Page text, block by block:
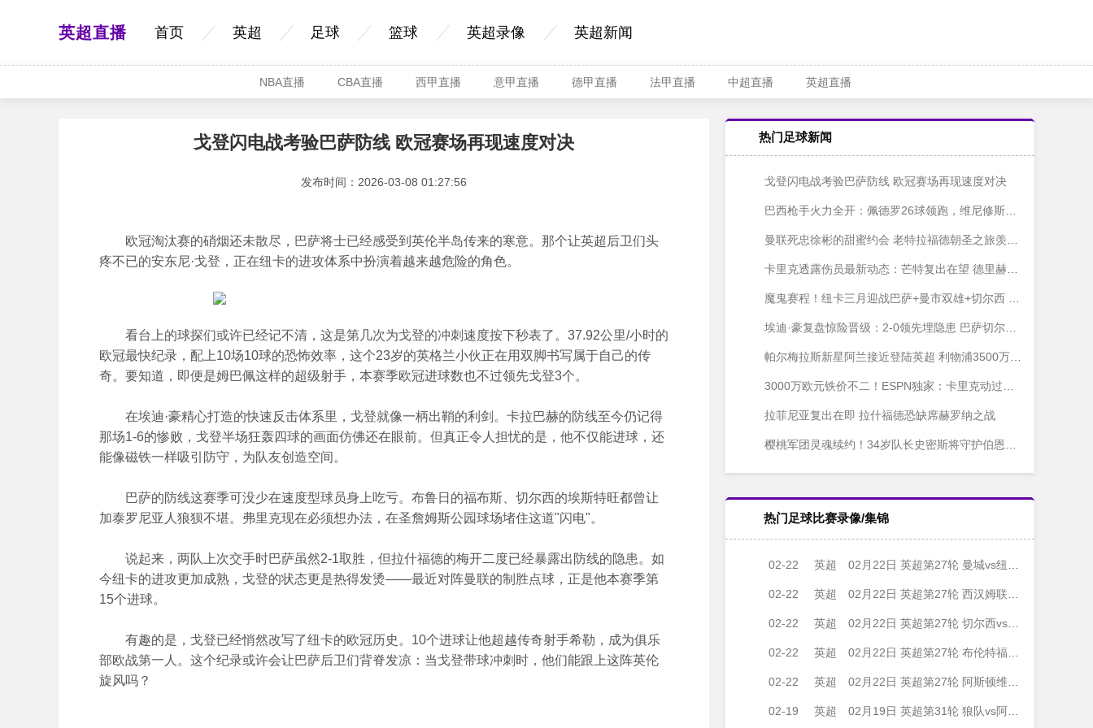
英超直播 首页 英超 足球 篮球 英超录像 英超新闻
NBA直播 CBA直播 西甲直播 意甲直播 德甲直播 法甲直播 中超直播 英超直播
戈登闪电战考验巴萨防线 欧冠赛场再现速度对决
发布时间：2026-03-08 01:27:56
欧冠淘汰赛的硝烟还未散尽，巴萨将士已经感受到英伦半岛传来的寒意。那个让英超后卫们头
疼不已的安东尼·戈登，正在纽卡的进攻体系中扮演着越来越危险的角色。
看台上的球探们或许已经记不清，这是第几次为戈登的冲刺速度按下秒表了。37.92公里/小时的
欧冠最快纪录，配上10场10球的恐怖效率，这个23岁的英格兰小伙正在用双脚书写属于自己的传
奇。要知道，即便是姆巴佩这样的超级射手，本赛季欧冠进球数也不过领先戈登3个。
在埃迪·豪精心打造的快速反击体系里，戈登就像一柄出鞘的利剑。卡拉巴赫的防线至今仍记得
那场1-6的惨败，戈登半场狂轰四球的画面仿佛还在眼前。但真正令人担忧的是，他不仅能进球，还
能像磁铁一样吸引防守，为队友创造空间。
巴萨的防线这赛季可没少在速度型球员身上吃亏。布鲁日的福布斯、切尔西的埃斯特旺都曾让
加泰罗尼亚人狼狈不堪。弗里克现在必须想办法，在圣詹姆斯公园球场堵住这道"闪电"。
说起来，两队上次交手时巴萨虽然2-1取胜，但拉什福德的梅开二度已经暴露出防线的隐患。如
今纽卡的进攻更加成熟，戈登的状态更是热得发烫——最近对阵曼联的制胜点球，正是他本赛季第
15个进球。
有趣的是，戈登已经悄然改写了纽卡的欧冠历史。10个进球让他超越传奇射手希勒，成为俱乐
部欧战第一人。这个纪录或许会让巴萨后卫们背脊发凉：当戈登带球冲刺时，他们能跟上这阵英伦
旋风吗？
热门足球新闻
戈登闪电战考验巴萨防线 欧冠赛场再现速度对决
巴西枪手火力全开：佩德罗26球领跑，维尼修斯紧咬不放
曼联死忠徐彬的甜蜜约会 老特拉福德朝圣之旅羡煞旁人
卡里克透露伤员最新动态：芒特复出在望 德里赫特渐入佳境
魔鬼赛程！纽卡三月迎战巴萨+曼市双雄+切尔西 东北德比压轴
埃迪·豪复盘惊险晋级：2-0领先埋隐患 巴萨切尔西都不好惹
帕尔梅拉斯新星阿兰接近登陆英超 利物浦3500万欧锁定巴西妖锋
3000万欧元铁价不二！ESPN独家：卡里克动过召回拉什福德的念头，高层态度成关键
拉菲尼亚复出在即 拉什福德恐缺席赫罗纳之战
樱桃军团灵魂续约！34岁队长史密斯将守护伯恩茅斯至2027
热门足球比赛录像/集锦
02-22 英超 02月22日 英超第27轮 曼城vs纽卡斯尔联 全场录像
02-22 英超 02月22日 英超第27轮 西汉姆联vs伯恩茅斯 全场录像
02-22 英超 02月22日 英超第27轮 切尔西vs伯恩利 全场录像
02-22 英超 02月22日 英超第27轮 布伦特福德vs布莱顿 全场录像
02-22 英超 02月22日 英超第27轮 阿斯顿维拉vs利兹联 全场录像
02-19 英超 02月19日 英超第31轮 狼队vs阿森纳 全场录像